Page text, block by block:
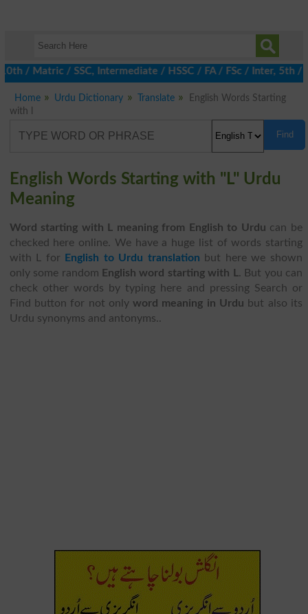
/ SSC, Intermediate / HSSC / FA / FSc / Inter, 5th /
Home Urdu Dictionary Translate
English Words Starting
with l
Find
English Words Starting with "L" Urdu
Meaning
Word starting with L meaning from English to Urdu can be
checked here online. We have a huge list of words starting
with L for
English to Urdu translation but here we shown
only some random English word starting with L. But you can
check other words by typing here and pressing Search or
Find button for not onlyword meaning in Urdu but also its
Urdu synonyms and antonyms..